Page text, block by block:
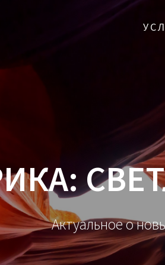
Актуальное о